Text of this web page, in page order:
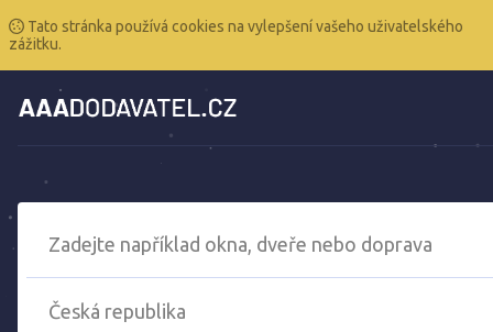
Tato stránka používá cookies na vylepšení vašeho uživatelského
zážitku.